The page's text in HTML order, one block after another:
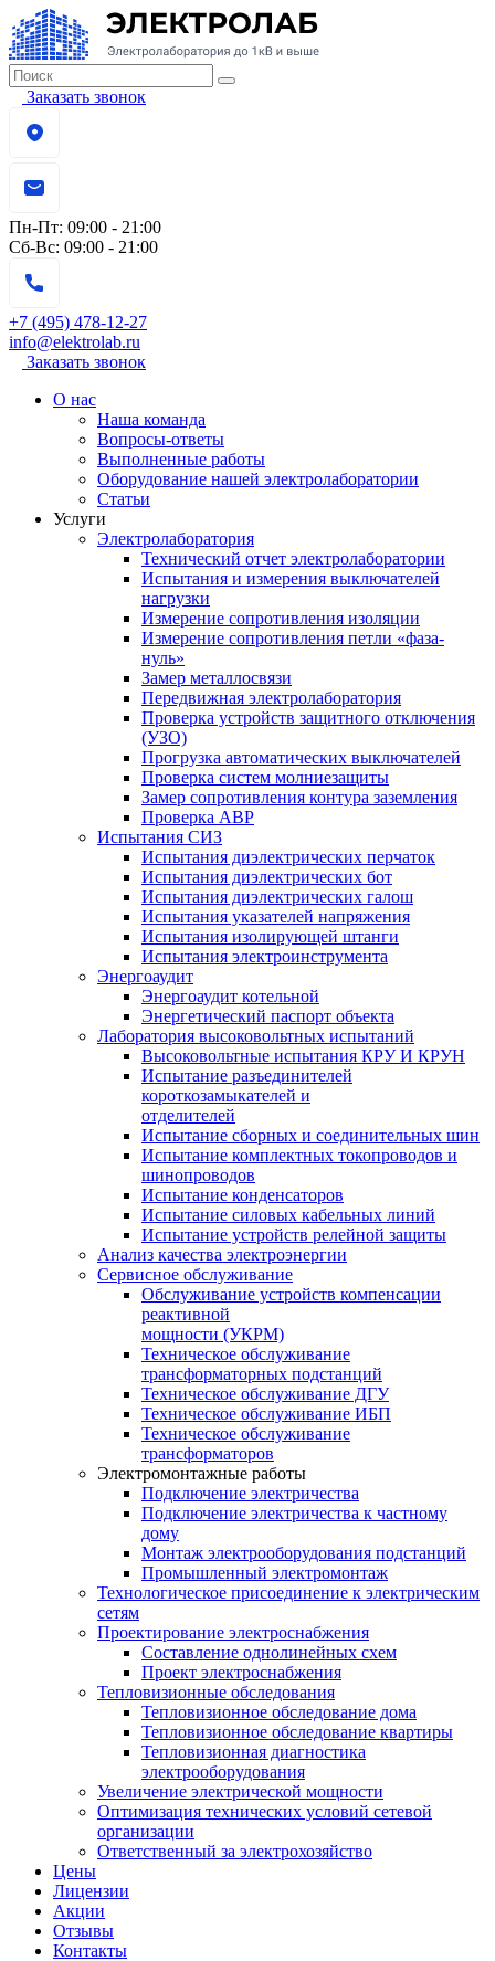
Заказать звонок
Пн-Пт: 09:00 - 21:00
Сб-Вс: 09:00 - 21:00
+7 (495) 478-12-27
info@elektrolab.ru
Заказать звонок
О нас
Наша команда
Вопросы-ответы
Выполненные работы
Оборудование нашей электролаборатории
Статьи
Услуги
Электролаборатория
Технический отчет электролаборатории
Испытания и измерения выключателей
нагрузки
Измерение сопротивления изоляции
Измерение сопротивления петли «фаза-
нуль»
Замер металлосвязи
Передвижная электролаборатория
Проверка устройств защитного отключения
(УЗО)
Прогрузка автоматических выключателей
Проверка систем молниезащиты
Замер сопротивления контура заземления
Проверка АВР
Испытания СИЗ
Испытания диэлектрических перчаток
Испытания диэлектрических бот
Испытания диэлектрических галош
Испытания указателей напряжения
Испытания изолирующей штанги
Испытания электроинструмента
Энергоаудит
Энергоаудит котельной
Энергетический паспорт объекта
Лаборатория высоковольтных испытаний
Высоковольтные испытания КРУ И КРУН
Испытание разъединителей
короткозамыкателей и
отделителей
Испытание сборных и соединительных шин
Испытание комплектных токопроводов и
шинопроводов
Испытание конденсаторов
Испытание силовых кабельных линий
Испытание устройств релейной защиты
Анализ качества электроэнергии
Сервисное обслуживание
Обслуживание устройств компенсации
реактивной
мощности (УКРМ)
Техническое обслуживание
трансформаторных подстанций
Техническое обслуживание ДГУ
Техническое обслуживание ИБП
Техническое обслуживание
трансформаторов
Электромонтажные работы
Подключение электричества
Подключение электричества к частному
дому
Монтаж электрооборудования подстанций
Промышленный электромонтаж
Технологическое присоединение к электрическим
сетям
Проектирование электроснабжения
Составление однолинейных схем
Проект электроснабжения
Тепловизионные обследования
Тепловизионное обследование дома
Тепловизионное обследование квартиры
Тепловизионная диагностика
электрооборудования
Увеличение электрической мощности
Оптимизация технических условий сетевой
организации
Ответственный за электрохозяйство
Цены
Лицензии
Акции
Отзывы
Контакты